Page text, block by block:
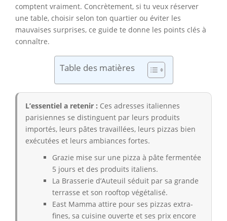
comptent vraiment. Concrètement, si tu veux réserver
une table, choisir selon ton quartier ou éviter les
mauvaises surprises, ce guide te donne les points clés à
connaître.
Table des matières
L’essentiel a retenir : Ces adresses italiennes
parisiennes se distinguent par leurs produits
importés, leurs pâtes travaillées, leurs pizzas bien
exécutées et leurs ambiances fortes.
Grazie mise sur une pizza à pâte fermentée
5 jours et des produits italiens.
La Brasserie d’Auteuil séduit par sa grande
terrasse et son rooftop végétalisé.
East Mamma attire pour ses pizzas extra-
fines, sa cuisine ouverte et ses prix encore